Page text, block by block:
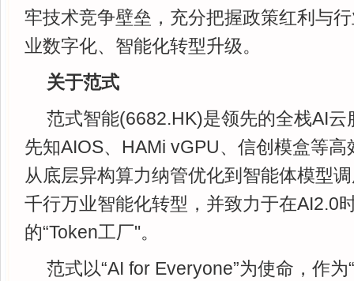
牢技术竞争壁垒，充分把握政策红利与
业数字化、智能化转型升级。
关于范式
范式智能(6682.HK)是领先的全栈AI
先知AIOS、HAMi vGPU、信创模盒等
从底层异构算力纳管优化到智能体模型
千行万业智能化转型，并致力于在AI2.0
的“Token工厂"。
范式以“AI for Everyone”为使命，作为